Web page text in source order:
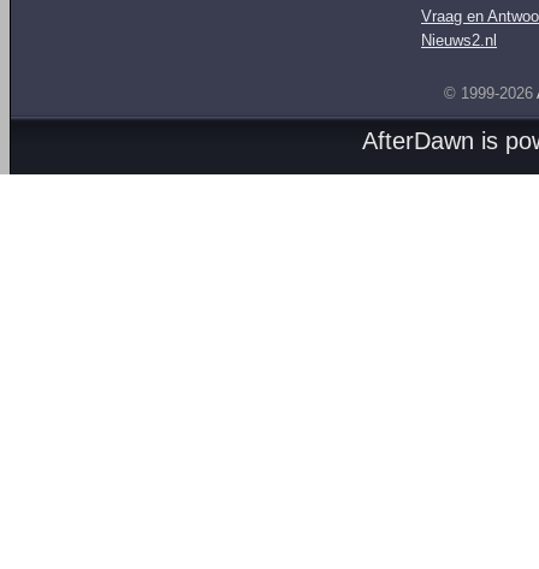
Vraag en
Nieuws2.nl
© 1999-2026
AfterDawn is